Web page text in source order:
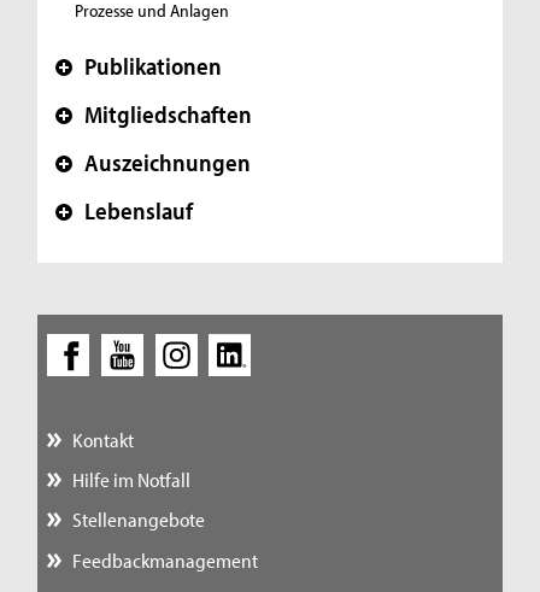
Prozesse und Anlagen
+ Publikationen
+ Mitgliedschaften
+ Auszeichnungen
+ Lebenslauf
Kontakt
Hilfe im Notfall
Stellenangebote
Feedbackmanagement